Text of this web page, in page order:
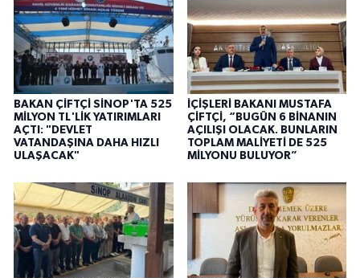
BAKAN ÇİFTÇİ SİNOP'TA 525
MİLYON TL'LİK YATIRIMLARI
AÇTI: "DEVLET
VATANDAŞINA DAHA HIZLI
ULAŞACAK"
İÇİŞLERİ BAKANI MUSTAFA
ÇİFTÇİ, “BUGÜN 6 BİNANIN
AÇILIŞI OLACAK. BUNLARIN
TOPLAM MALİYETİ DE 525
MİLYONU BULUYOR”